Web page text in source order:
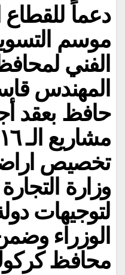
دعماً للقطاع
موسم
الفني
المهندس
حافظ بعقد
تخصيص
وزارة
لتوجيهات
الوزراء
محافظ